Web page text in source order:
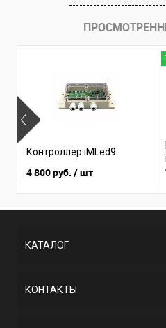
Контроллер iMLed9
4 800 руб. / шт
КАТАЛОГ
КОНТАКТЫ